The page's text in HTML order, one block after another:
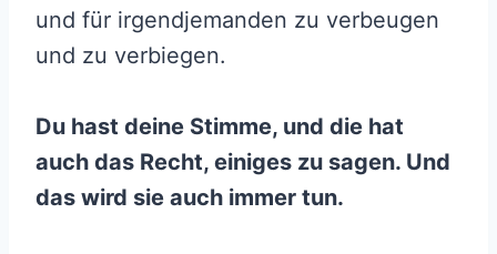
und für irgendjemanden zu verbeugen
und zu verbiegen.
Du hast deine Stimme, und die hat
auch das Recht, einiges zu sagen. Und
das wird sie auch immer tun.